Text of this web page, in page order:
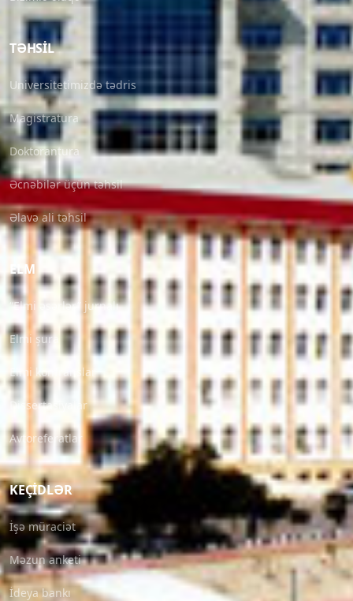
TƏHSIL
Universitetimizdə tədris
Magistratura
Doktorantura
Əcnəbilər üçün təhsil
Əlavə ali təhsil
ELM
“Elmi əsərlər” jurnalı
Elmi şura
Elmi konfranslar
Dissertasiyalar
Avtoreferatlar
KEÇIDLƏR
İşə müraciət
Məzun anketi
İdeya bankı